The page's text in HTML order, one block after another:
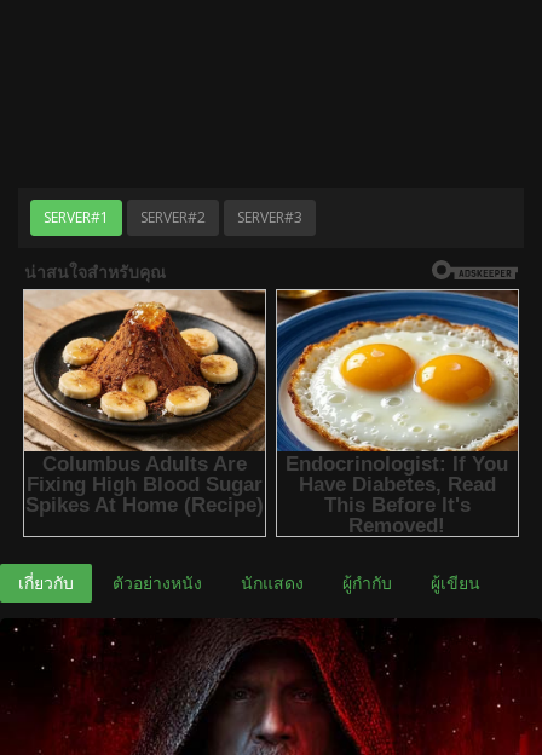
SERVER#1 SERVER#2 SERVER#3
เกี่ยวกับ ตัวอย่างหนัง นักแสดง ผู้กำกับ ผู้เขียน